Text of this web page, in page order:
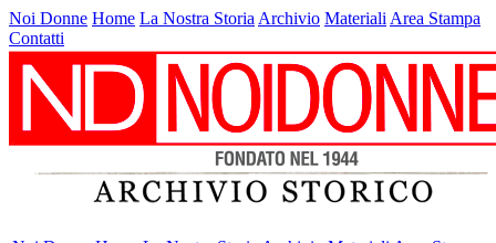
Noi Donne Home La Nostra Storia Archivio Materiali Area Stampa
Contatti